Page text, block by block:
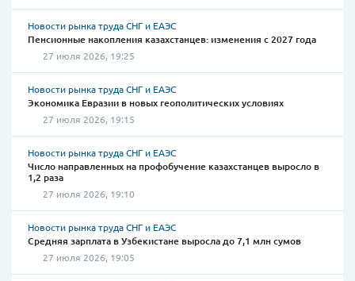
Новости рынка труда СНГ и ЕАЭС
Пенсионные накопления казахстанцев: изменения с 2027 года
27 июля 2026, 19:25
Новости рынка труда СНГ и ЕАЭС
Экономика Евразии в новых геополитических условиях
27 июля 2026, 19:15
Новости рынка труда СНГ и ЕАЭС
Число направленных на профобучение казахстанцев выросло в
1,2 раза
27 июля 2026, 19:10
Новости рынка труда СНГ и ЕАЭС
Средняя зарплата в Узбекистане выросла до 7,1 млн сумов
27 июля 2026, 19:05